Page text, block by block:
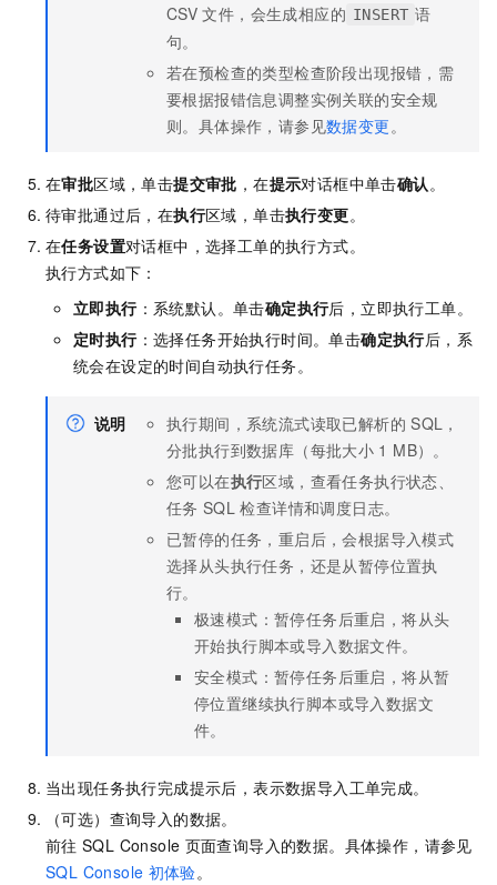
CSV 文件，会生成相应的 INSERT 语
句。
若在预检查的类型检查阶段出现报错，需
要根据报错信息调整实例关联的安全规
则。具体操作，请参见数据变更。
在审批区域，单击提交审批 ，在提示对话框中单击确认。
待审批通过后，在执行区域，单击执行变更。
在任务设置对话框中，选择工单的执行方式。
执行方式如下：
立即执行：系统默认。单击确定执行后，立即执行工单。
定时执行：选择任务开始执行时间。单击确定执行后，系
统会在设定的时间自动执行任务。
说明 执行期间，系统流式读取已解析的 SQL，
分批执行到数据库（每批大小 1 MB）。
您可以在执行区域，查看任务执行状态、
任务 SQL 检查详情和调度日志。
已暂停的任务，重启后，会根据导入模式
选择从头执行任务，还是从暂停位置执
行。
极速模式：暂停任务后重启，将从头
开始执行脚本或导入数据文件。
安全模式：暂停任务后重启，将从暂
停位置继续执行脚本或导入数据文
件。
当出现任务执行完成提示后，表示数据导入工单完成。
（可选）查询导入的数据。
前往 SQL Console 页面查询导入的数据。具体操作，请参见
SQL Console 初体验。